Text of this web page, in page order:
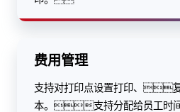
费用管理
支持对打印点设置打印、
本。支持分配给员工时